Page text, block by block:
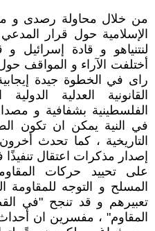
من خلال محاولة رصدى و
الإسلامية حول قرار
لنتنياهو و قادة إسرائيل
أختلفت الآراء و المواقف
راى في الخطوة جيدة
القانونية العدلية
الفلسطينية بشفافية و
في النية يمكن ان تكون
التاريخية ، كما تحدث
إصدار مذكرات اعتقال
على تحييد حركات
المسلح و التوجه
تعبيرهم و قد تنجح "في
المقاوم" ، مفسرين ان